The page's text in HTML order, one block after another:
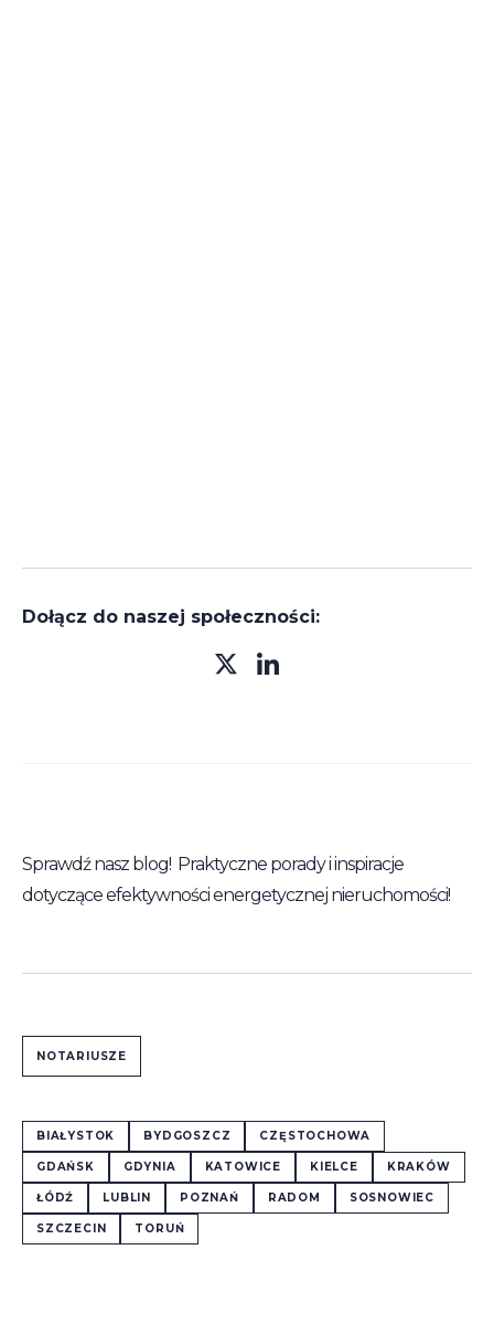
Dołącz do naszej społeczności:
Sprawdź nasz blog! Praktyczne porady i inspiracje
dotyczące efektywności energetycznej nieruchomości!
NOTARIUSZE
BIAŁYSTOK BYDGOSZCZ CZĘSTOCHOWA
GDAŃSK GDYNIA KATOWICE KIELCE KRAKÓW
ŁÓDŹ LUBLIN POZNAŃ RADOM SOSNOWIEC
SZCZECIN TORUŃ